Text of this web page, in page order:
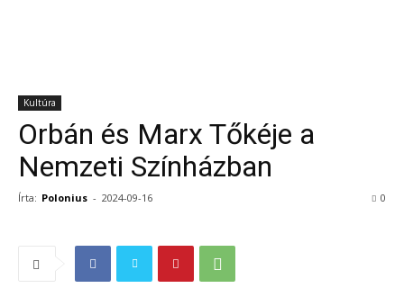
Kultúra
Orbán és Marx Tőkéje a
Nemzeti Színházban
Írta: Polonius - 2024-09-16 0